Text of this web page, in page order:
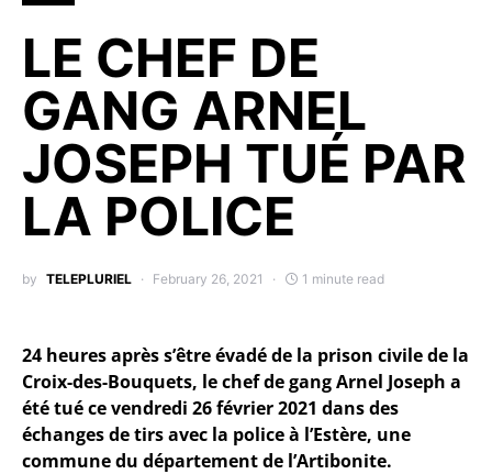
LE CHEF DE
GANG ARNEL
JOSEPH TUÉ PAR
LA POLICE
by TELEPLURIEL February 26, 2021 1 minute read
24 heures après s’être évadé de la prison civile de la
Croix-des-Bouquets, le chef de gang Arnel Joseph a
été tué ce vendredi 26 février 2021 dans des
échanges de tirs avec la police à l’Estère, une
commune du département de l’Artibonite.